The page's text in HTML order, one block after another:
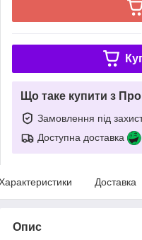
Що таке купити з
Замовлення під
Доступна доставка
Доставка
Опис